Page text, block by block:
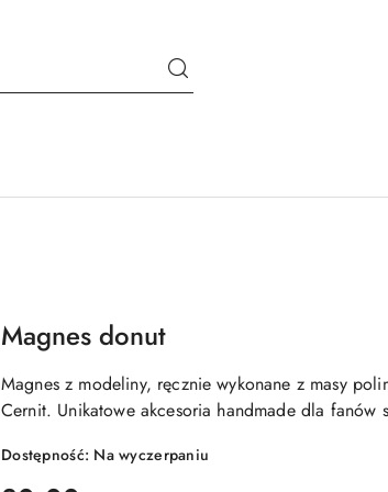
Magnes donut
Magnes z modeliny, ręcznie wykonane z masy
Cernit. Unikatowe akcesoria handmade dla fanów
Dostępność: Na wyczerpaniu